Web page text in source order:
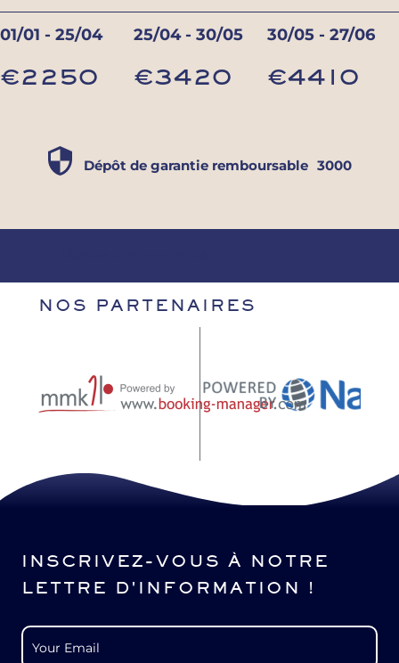
01/01 - 25/04
€2250
25/04 - 30/05
€3420
30/05 - 27/06
€4410
Dépôt de garantie remboursable 3000
NOS PARTENAIRES
INSCRIVEZ-VOUS À NOTRE
LETTRE D'INFORMATION !